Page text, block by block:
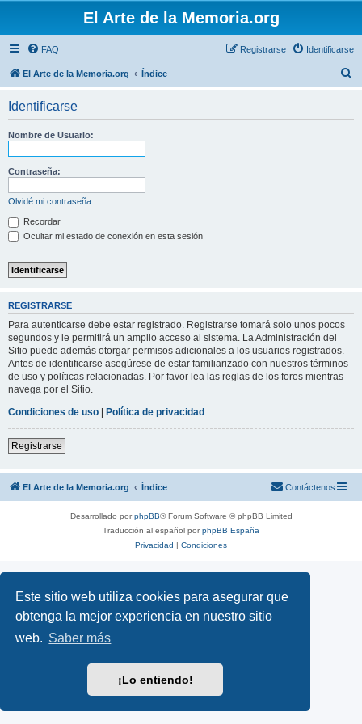
Este sitio web utiliza cookies para asegurar que
obtenga la mejor experiencia en nuestro sitio
web. Saber más
¡Lo entiendo!
El Arte de la Memoria.org
FAQ Identificarse
Registrarse
El Arte de la Memoria.org Índice
Identificarse
Nombre de Usuario:
Contraseña:
Olvidé mi contraseña
Recordar
Ocultar mi estado de conexión en esta sesión
REGISTRARSE
Para autenticarse debe estar registrado. Registrarse tomará solo unos pocos
segundos y le permitirá un amplio acceso al sistema. La Administración del
Sitio puede además otorgar permisos adicionales a los usuarios registrados.
Antes de identificarse asegúrese de estar familiarizado con nuestros términos
de uso y políticas relacionadas. Por favor lea las reglas de los foros mientras
navega por el Sitio.
Condiciones de uso | Política de privacidad
Registrarse
El Arte de la Memoria.org Índice Contáctenos
Desarrollado porphpBB® Forum Software © phpBB Limited
Traducción al español porphpBB España
Privacidad | Condiciones